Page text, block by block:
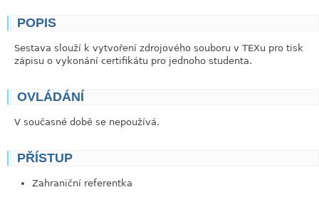
POPIS
Sestava slouží k vytvoření zdrojového souboru v TEXu pro tisk
zápisu o vykonání certifikátu pro jednoho studenta.
OVLÁDÁNÍ
V současné době se nepoužívá.
PŘÍSTUP
Zahraniční referentka